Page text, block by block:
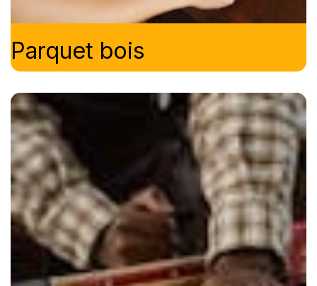
Parquet bois